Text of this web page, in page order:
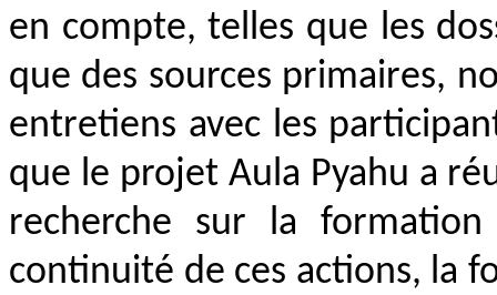
en compte, telles que les
que des sources primaires,
entretiens avec les
que le projet Aula Pyahu a
recherche sur la formation
continuité de ces actions, la